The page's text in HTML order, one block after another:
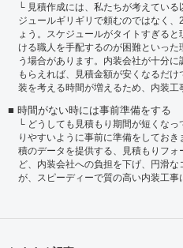
見積作成には、私たちが考えてい
ジュールギリギリで頼むのではなく
ょう。スケジュールがタイトすぎる
ける職人を手配するのが困難といっ
う場合があります。内装会社が十分
もらえれば、見積金額が安くなるだ
装を考える時間が増えるため、内装工
時間がない時には事前準備をする
どうしても見積もり期間が短くな
りやすいように事前に準備をしてお
積のデータを提供する、見積もりフ
ど、内装会社への負担を下げ、円滑
が、スピーディーで質の高い内装工事